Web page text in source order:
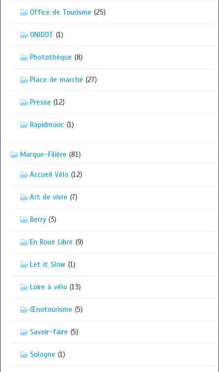
Office de Tourisme (25)
ONIDOT (1)
Photothèque (8)
Place de marché (27)
Presse (12)
Rapidmooc (1)
Marque-Filière (81)
Accueil Vélo (12)
Art de vivre (7)
Berry (3)
En Roue Libre (9)
Let it Slow (1)
Loire à vélo (13)
Œnotourisme (5)
Savoir-faire (5)
Sologne (1)